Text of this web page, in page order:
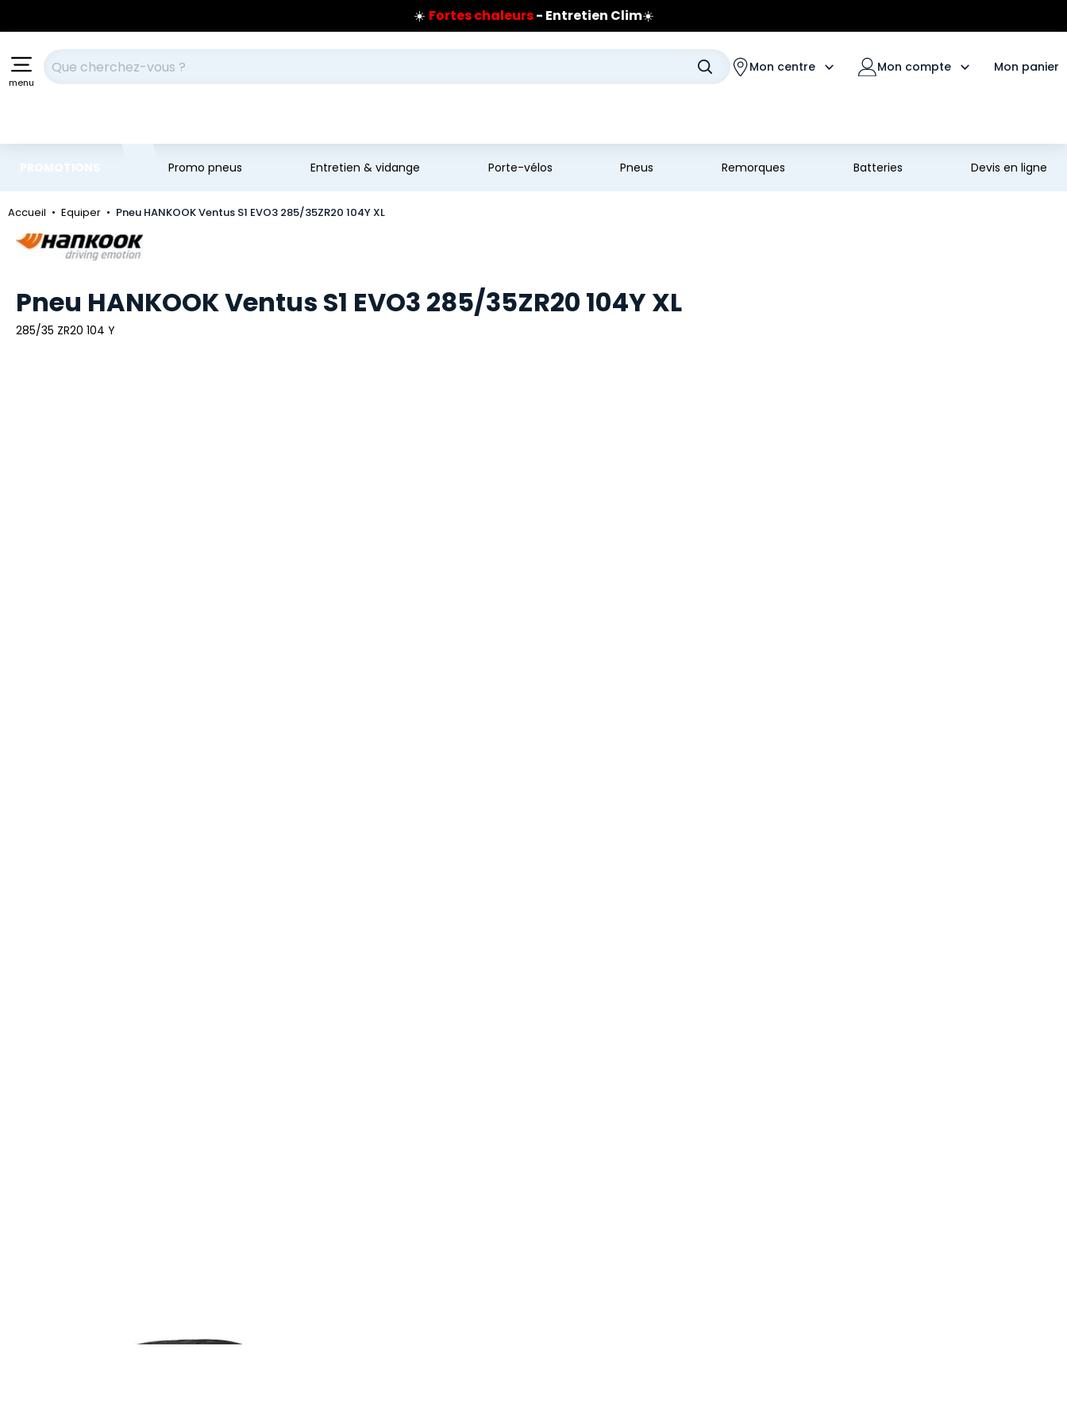
☀️ Fortes chaleurs- Entretien Clim☀️
Prix coûtant pneus Bridgestone
🔥Extincteur :réflexe sécurité🔥
sur les pneus Bridgestone
menu
Votre recherche Mon centre Mon compte Mon panier
Promo pneus Entretien & vidange Porte-vélos Pneus Remorques Batteries Devis en ligne
Accueil Equiper Pneu HANKOOK Ventus S1 EVO3 285/35ZR20 104Y XL
Marque
Pneu HANKOOK Ventus S1 EVO3 285/35ZR20 104Y XL
285/35 ZR20 104 Y